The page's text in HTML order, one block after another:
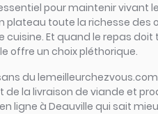
pour maintenir
toute la richesse des
Et quand le repas
offre un choix pléthorique.
du
la livraison de viande et
ligne à Deauville qui sait